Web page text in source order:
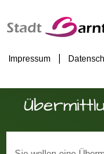
Impressum